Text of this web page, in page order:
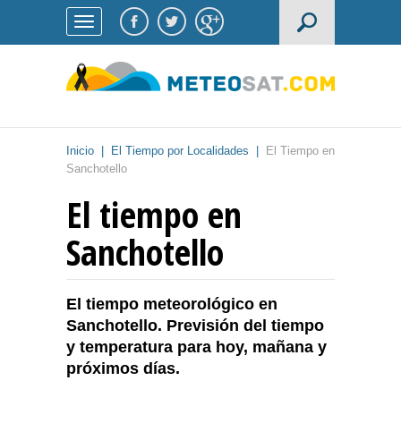
Inicio El Tiempo por Localidades
El Tiempo en
Sanchotello
El tiempo en
Sanchotello
El tiempo meteorológico en
Sanchotello. Previsión del tiempo
y temperatura para hoy, mañana y
próximos días.